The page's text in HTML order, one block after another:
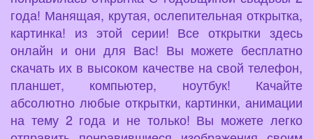
года! Манящая, крутая, ослепительная открытка,
картинка! из этой серии! Все открытки здесь
онлайн и они для Вас! Вы можете бесплатно
скачать их в высоком качестве на свой телефон,
планшет, компьютер, ноутбук! Качайте
абсолютно любые открытки, картинки, анимации
на тему 2 года и не только! Вы можете легко